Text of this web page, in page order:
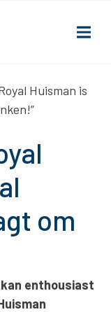
Huisman is
om
kan enthousiast